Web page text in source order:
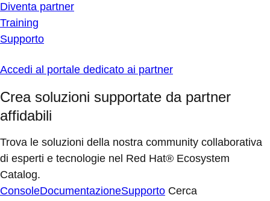
Diventa partner
Training
Supporto
Accedi al portale dedicato ai partner
Crea soluzioni supportate da partner
affidabili
Trova le soluzioni della nostra community collaborativa
di esperti e tecnologie nel Red Hat® Ecosystem
Catalog.
ConsoleDocumentazioneSupporto Cerca